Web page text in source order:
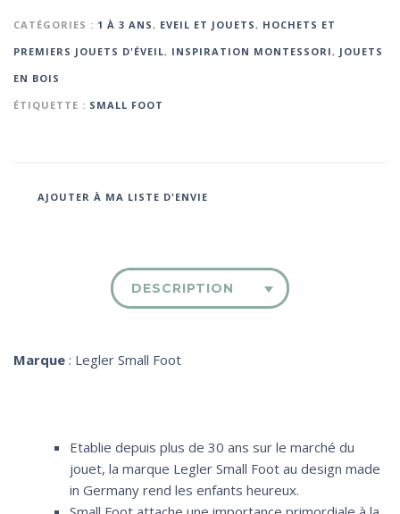
CATÉGORIES : 1 À 3 ANS, EVEIL ET JOUETS, HOCHETS ET
PREMIERS JOUETS D'ÉVEIL, INSPIRATION MONTESSORI, JOUETS
EN BOIS
ÉTIQUETTE : SMALL FOOT
AJOUTER À MA LISTE D'ENVIE
DESCRIPTION
Marque : Legler Small Foot
Etablie depuis plus de 30 ans sur le marché du
jouet, la marque Legler Small Foot au design made
in Germany rend les enfants heureux.